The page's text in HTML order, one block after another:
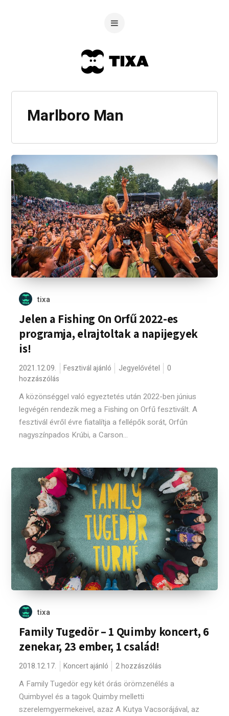
Marlboro Man
tixa
Jelen a Fishing On Orfű 2022-es
programja, elrajtoltak a napijegyek
is!
2021.12.09. Fesztivál ajánló Jegyelővétel
0
hozzászólás
A közönséggel való egyeztetés után 2022-ben június
legvégén rendezik meg a Fishing on Orfű fesztivált. A
fesztivál évről évre fiatalítja a fellépők sorát, Orfűn
nagyszínpados Krúbi, a Carson...
tixa
Family Tugedör – 1 Quimby koncert, 6
zenekar, 23 ember, 1 család!
2018.12.17. Koncert ajánló 2 hozzászólás
A Family Tugedör egy két órás örömzenélés a
Quimbyvel és a tagok Quimby melletti
szerelemgyermekeivel, azaz A Kutya Vacsorájával, az